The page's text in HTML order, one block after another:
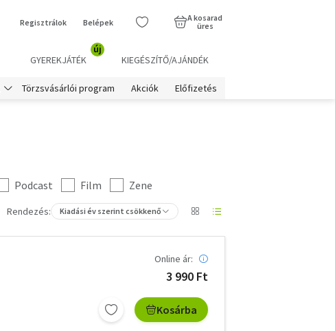
Regisztrálok Belépek
A kosarad
üres
GYEREKJÁTÉK
új
KIEGÉSZÍTŐ/AJÁNDÉK
Törzsvásárlói program Akciók Előfizetés
Podcast Film
Zene
Rendezés: Kiadási év szerint csökkenő
Online ár:
3 990 Ft
Kosárba